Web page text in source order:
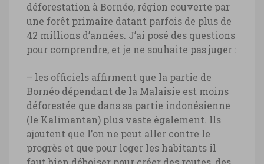
déforestation à Bornéo, région couverte par
une forêt primaire datant parfois de plus de
42 millions d’années. J’ai posé des questions
pour comprendre, et je ne souhaite pas juger :
– les officiels affirment que la partie de
Bornéo dépendant de la Malaisie est moins
déforestée que dans sa partie indonésienne
(le Kalimantan) plus vaste également. Ils
ajoutent que l’on ne peut aller contre le
progrès et que pour loger les habitants il